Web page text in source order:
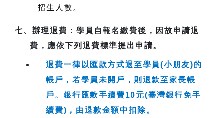
招生人數。
七、 辦理退費 ：學員自報名繳費後，因故申請退
費，應依下列退費標準提出申請。
退費一律以匯款方式退至學員(小朋友)的
帳戶，若學員未開戶，則退款至家長帳
戶。銀行匯款手續費10元(臺灣銀行免手
續費)，由退款金額中扣除。